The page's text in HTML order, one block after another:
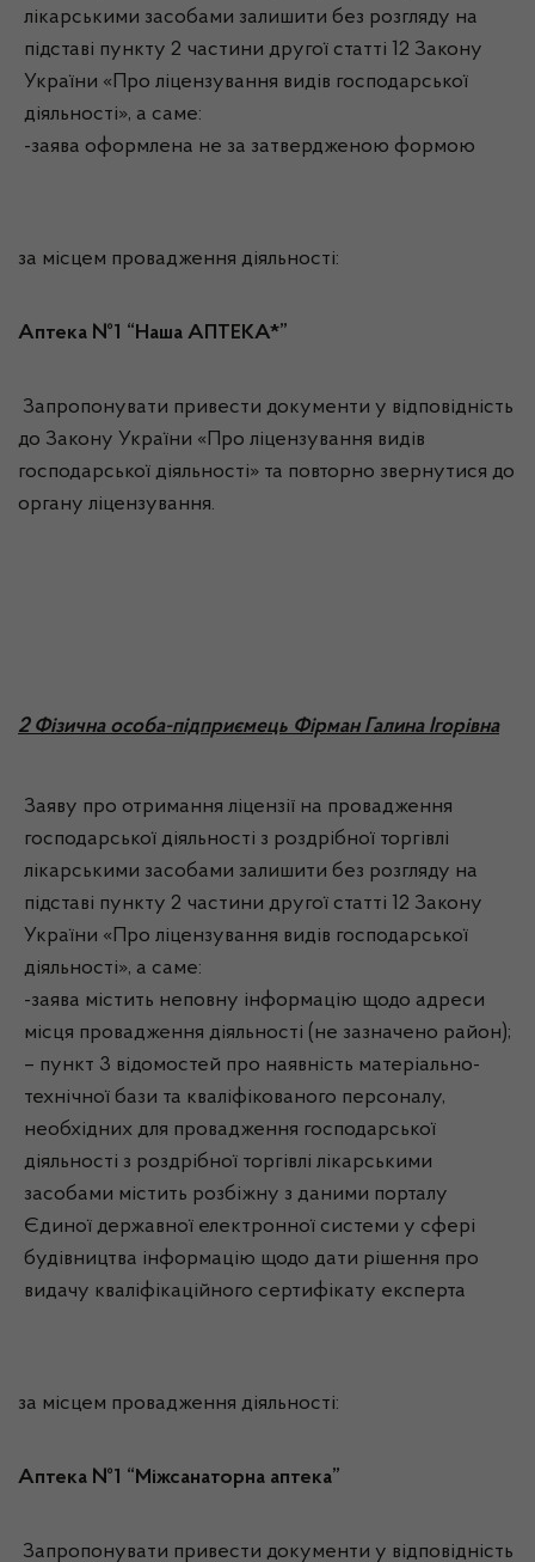
лікарськими засобами залишити без розгляду на
підставі пункту 2 частини другої статті 12 Закону
України «Про ліцензування видів господарської
діяльності», а саме:
-заява оформлена не за затвердженою формою
за місцем провадження діяльності:
Аптека №1 “Наша АПТЕКА*”
Запропонувати привести документи у відповідність
до Закону України «Про ліцензування видів
господарської діяльності» та повторно звернутися до
органу ліцензування.
2 Фізична особа-підприємець Фірман Галина Ігорівна
Заяву про отримання ліцензії на провадження
господарської діяльності з роздрібної торгівлі
лікарськими засобами залишити без розгляду на
підставі пункту 2 частини другої статті 12 Закону
України «Про ліцензування видів господарської
діяльності», а саме:
-заява містить неповну інформацію щодо адреси
місця провадження діяльності (не зазначено район);
– пункт 3 відомостей про наявність матеріально-
технічної бази та кваліфікованого персоналу,
необхідних для провадження господарської
діяльності з роздрібної торгівлі лікарськими
засобами містить розбіжну з даними порталу
Єдиної державної електронної системи у сфері
будівництва інформацію щодо дати рішення про
видачу кваліфікаційного сертифікату експерта
за місцем провадження діяльності:
Аптека №1 “Міжсанаторна аптека”
Запропонувати привести документи у відповідність